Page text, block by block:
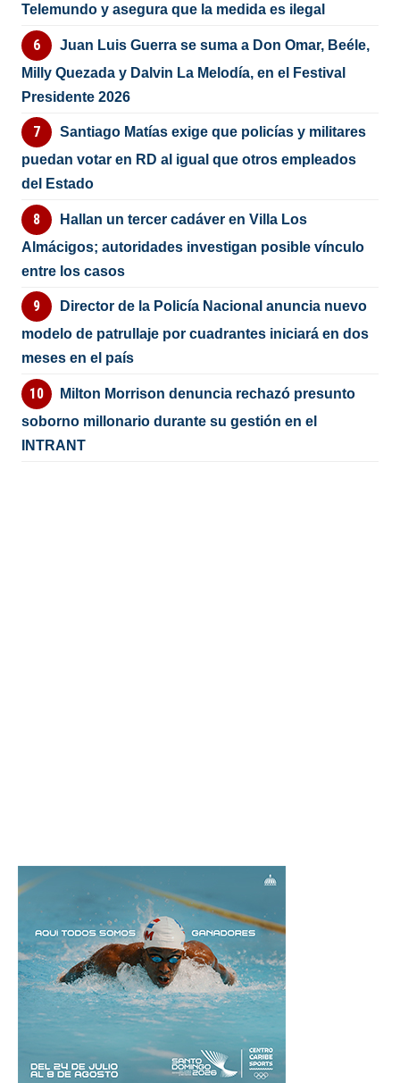
Telemundo y asegura que la medida es ilegal
Juan Luis Guerra se suma a Don Omar, Beéle,
Milly Quezada y Dalvin La Melodía, en el Festival
Presidente 2026
Santiago Matías exige que policías y militares
puedan votar en RD al igual que otros empleados
del Estado
Hallan un tercer cadáver en Villa Los
Almácigos; autoridades investigan posible vínculo
entre los casos
Director de la Policía Nacional anuncia nuevo
modelo de patrullaje por cuadrantes iniciará en dos
meses en el país
Milton Morrison denuncia rechazó presunto
soborno millonario durante su gestión en el
INTRANT